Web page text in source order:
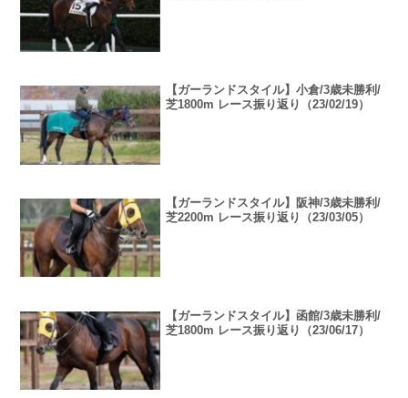
【ガーランドスタイル】小倉/3歳未勝利/
芝1800m レース振り返り（23/02/19）
【ガーランドスタイル】阪神/3歳未勝利/
芝2200m レース振り返り（23/03/05）
【ガーランドスタイル】函館/3歳未勝利/
芝1800m レース振り返り（23/06/17）